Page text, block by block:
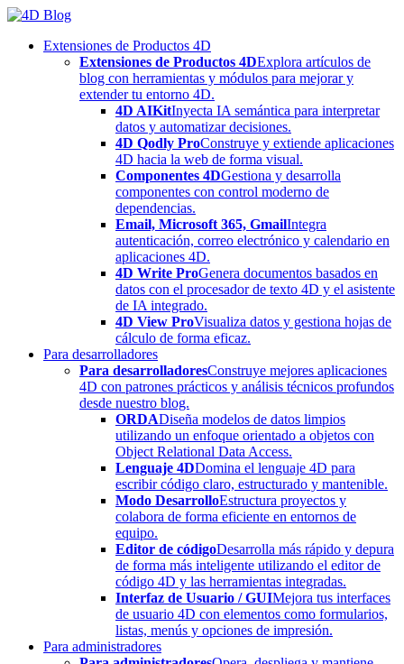
Skip
contentExtensiones de Productos 4D
Extensiones de Productos 4DExplora artículos de
blog con herramientas y módulos para mejorar y
extender tu entorno 4D.
4D AIKitInyecta IA semántica para interpretar
datos y automatizar decisiones.
4D Qodly ProConstruye y extiende aplicaciones
4D hacia la web de forma visual.
Componentes 4DGestiona y desarrolla
componentes con control moderno de
dependencias.
Email, Microsoft 365, GmailIntegra
autenticación, correo electrónico y calendario en
aplicaciones 4D.
4D Write ProGenera documentos basados en
datos con el procesador de texto 4D y el asistente
de IA integrado.
4D View ProVisualiza datos y gestiona hojas de
cálculo de forma eficaz.
Para desarrolladores
Para desarrolladoresConstruye mejores aplicaciones
4D con patrones prácticos y análisis técnicos profundos
desde nuestro blog.
ORDADiseña modelos de datos limpios
utilizando un enfoque orientado a objetos con
Object Relational Data Access.
Lenguaje 4DDomina el lenguaje 4D para
escribir código claro, estructurado y mantenible.
Modo DesarrolloEstructura proyectos y
colabora de forma eficiente en entornos de
equipo.
Editor de códigoDesarrolla más rápido y depura
de forma más inteligente utilizando el editor de
código 4D y las herramientas integradas.
Interfaz de Usuario / GUIMejora tus interfaces
de usuario 4D con elementos como formularios,
listas, menús y opciones de impresión.
Para administradores